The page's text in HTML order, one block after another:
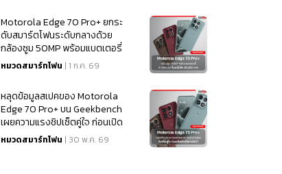
Motorola Edge 70 Pro+ ยกระ
ดับสมาร์ตโฟนระดับกลางด้วย
กล้องซูม 50MP พร้อมแบตเตอรี่
6,500mAh ในงบไม่ถึง 20,000
หมวดสมาร์ทโฟน | 1 ก.ค. 69
หลุดข้อมูลสเปคของ Motorola
Edge 70 Pro+ บน Geekbench
เผยความแรงชิปเซ็ตคู่ใจ ก่อนเปิด
ตัวสัปดาห์หน้า
หมวดสมาร์ทโฟน | 30 พ.ค. 69